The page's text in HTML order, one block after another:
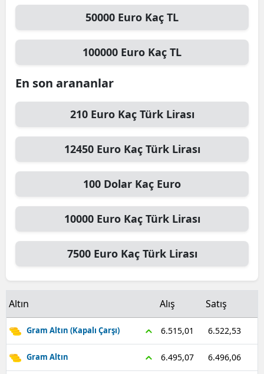
Kırklareli
Kırşehir
Kocaeli
Kütahya
Malatya
Manisa
Mardin
Muğla
Muş
Ordu
Rize
Sakarya
50000 Euro Kaç TL
100000 Euro Kaç TL
En son arananlar
210 EuroKaç Türk Lirası
12450 EuroKaç Türk Lirası
100 Dolar Kaç Euro
10000 EuroKaç Türk Lirası
7500 EuroKaç Türk Lirası
Altın Alış Satış
Gram Altın (Kapalı Çarşı) 6.515,01 6.522,53
Gram Altın 6.495,07 6.496,06